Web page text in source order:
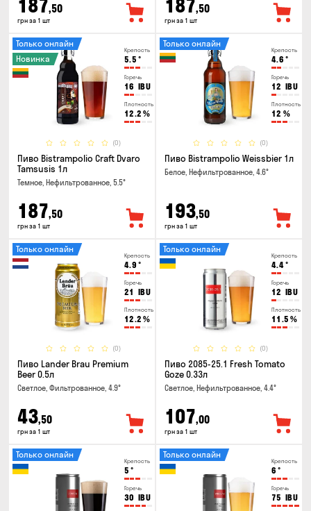
187,50
грн за 1 шт
187,50
грн за 1 шт
Крепость
5.5 °
Горечь
16 IBU
Плотность
12.2 %
(0)
Только онлайн
Новинка
Пиво Bistrampolio Craft Dvaro
Tamsusis 1л
Темное, Нефильтрованное, 5.5°
187,50
грн за 1 шт
Крепость
4.6 °
Горечь
12 IBU
Плотность
12 %
(0)
Только онлайн
Пиво Bistrampolio Weissbier 1л
Белое, Нефильтрованное, 4.6°
193,50
грн за 1 шт
Крепость
4.9 °
Горечь
21 IBU
Плотность
12.2 %
(0)
Только онлайн
Пиво Lander Brau Premium
Beer 0.5л
Светлое, Фильтрованное, 4.9°
43,50
грн за 1 шт
Крепость
4.4°
Горечь
12 IBU
Плотность
11.5 %
(0)
Только онлайн
Пиво 2085-25.1 Fresh Tomato
Goze 0.33л
Светлое, Нефильтрованное, 4.4°
107,00
грн за 1 шт
Крепость
5 °
Горечь
30 IBU
Только онлайн
Крепость
6 °
Горечь
75 IBU
Только онлайн